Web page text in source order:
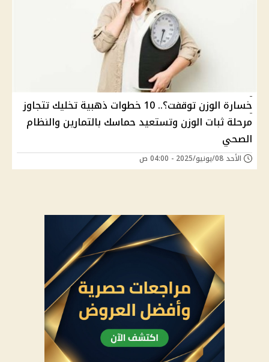
خسارة الوزن توقفت؟.. 10 خطوات ذهبية تخليك تتجاوز
مرحلة ثبات الوزن وتستعيد حماسك بالتمارين والنظام
الصحي
الأحد 08/يونيو/2025 - 04:00 ص